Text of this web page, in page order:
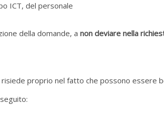
ICT, del personale
della domande, a non deviare nella
proprio nel fatto che possono essere